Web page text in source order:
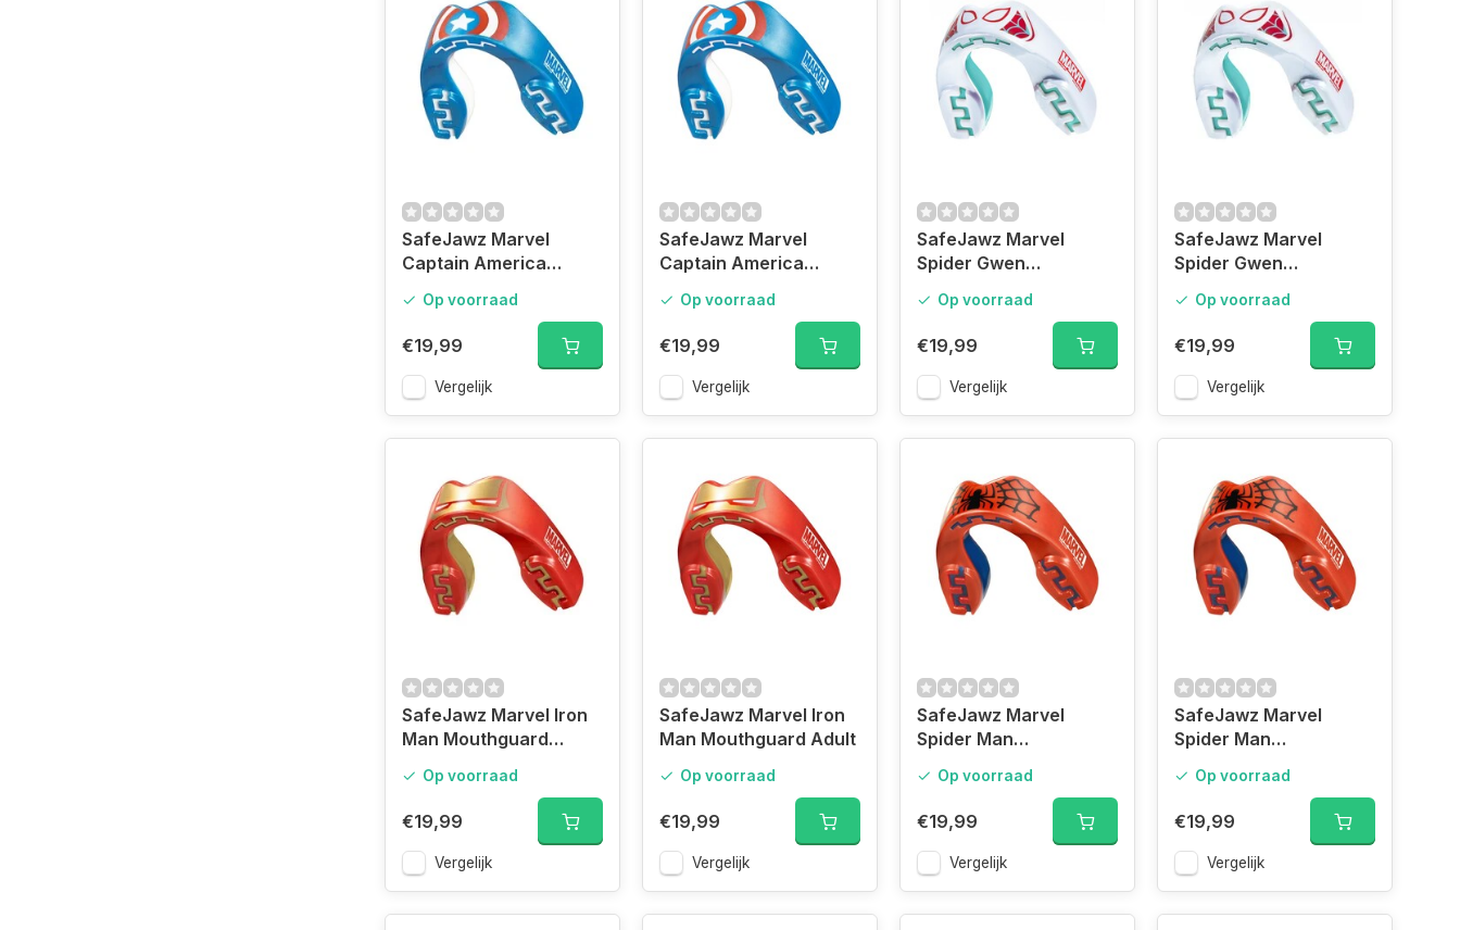
SafeJawz Marvel
Captain America
Op voorraad
€19,99
Vergelijk
SafeJawz Marvel
Captain America
Op voorraad
€19,99
Vergelijk
SafeJawz Marvel
Spider Gwen
Op voorraad
€19,99
Vergelijk
SafeJawz Marvel
Spider Gwen
Op voorraad
€19,99
Vergelijk
SafeJawz Marvel Iron
Man Mouthguard
Op voorraad
€19,99
Vergelijk
SafeJawz Marvel Iron
Man Mouthguard Adult
Op voorraad
€19,99
Vergelijk
SafeJawz Marvel
Spider Man
Op voorraad
€19,99
Vergelijk
SafeJawz Marvel
Spider Man
Op voorraad
€19,99
Vergelijk